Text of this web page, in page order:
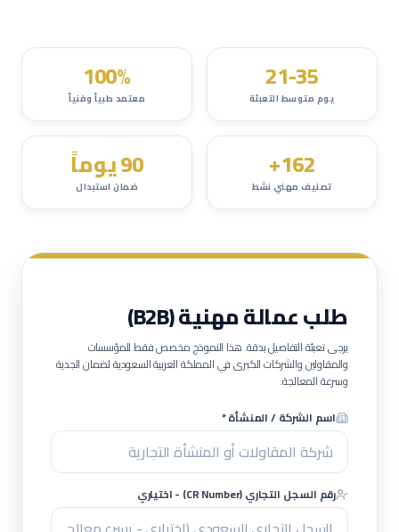
21-35
يوم متوسط التعبئة
100%
معتمد طبياً وفنياً
162+
تصنيف مهني نشط
90 يوماً
ضمان استبدال
طلب عمالة مهنية (B2B)
يرجى تعبئة التفاصيل بدقة. هذا النموذج مخصص فقط للمؤسسات
والمقاولين والشركات الكبرى في المملكة العربية السعودية لضمان الجدية
وسرعة المعالجة.
اسم الشركة / المنشأة *
رقم السجل التجاري (CR Number) - اختياري